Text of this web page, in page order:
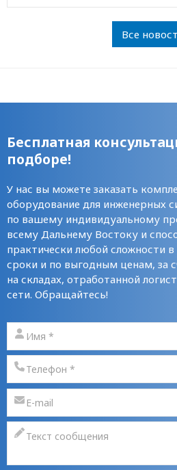
Все
Бесплатная
подборе!
У нас вы можете заказать
оборудование для инженерных
по вашему индивидуальному
всему Дальнему Востоку и
практически любой сложности
сроки и по выгодным ценам, за
на складах, отработанной
сети. Обращайтесь!